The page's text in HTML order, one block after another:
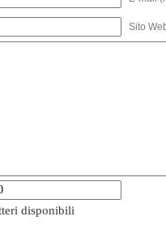
Sito
disponibili